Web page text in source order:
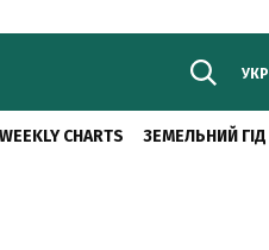
УКР
WEEKLY CHARTS ЗЕМЕЛЬНИЙ ГІД